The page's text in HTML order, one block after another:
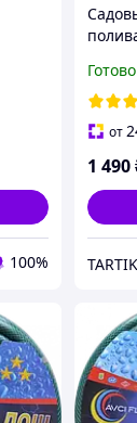
100%
от
1 490